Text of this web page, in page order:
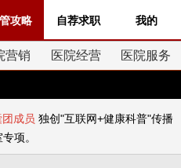
攻略 自荐求职 我的
营销 医院经营 医院服务
团成员 独创"互联网+健康科普"传播
项。